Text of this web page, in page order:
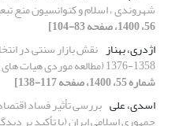
شهروندی ، اسلام و کنوانسیون منع
56، 1400، صفحه 83-104]
اژدری، بهناز نقش بازار سنتی در
1358-1376 (مطالعه موردی هیات های موتلفه اسلامی)
شماره 55، 1400، صفحه 117-138]
اسدی، علی بررسی تأثیر فساد
جمهوری اسلامی ایران (با تأکید بر